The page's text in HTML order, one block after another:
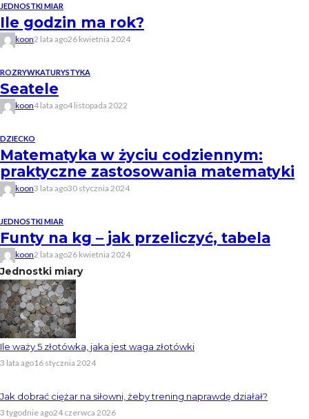
JEDNOSTKI MIAR
Ile godzin ma rok?
koon2 lata ago26 kwietnia 2024
ROZRYWKATURYSTYKA
Seatele
koon4 lata ago4 listopada 2022
DZIECKO
Matematyka w życiu codziennym:
praktyczne zastosowania matematyki
koon3 lata ago30 stycznia 2024
JEDNOSTKI MIAR
Funty na kg – jak przeliczyć, tabela
koon2 lata ago26 kwietnia 2024
Jednostki miary
Ile waży 5 złotówka, jaka jest waga złotówki
3 lata ago16 stycznia 2024
Jak dobrać ciężar na siłowni, żeby trening naprawdę działał?
3 tygodnie ago24 czerwca 2026